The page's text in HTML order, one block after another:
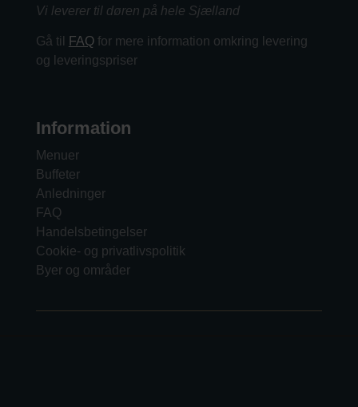
Vi leverer til døren på hele Sjælland
Gå til FAQfor mere information omkring levering
og leveringspriser
Information
Menuer
Buffeter
Anledninger
FAQ
Handelsbetingelser
Cookie- og privatlivspolitik
Byer og områder